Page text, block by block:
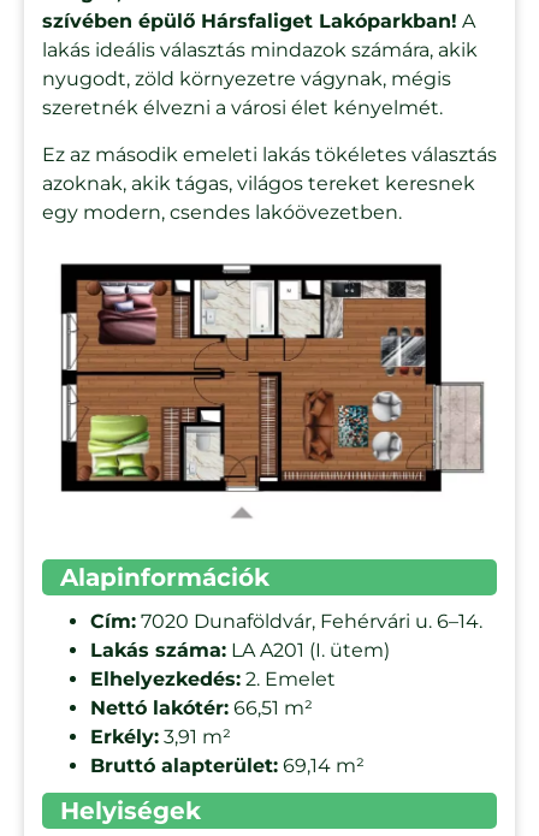
szívében épülő Hársfaliget Lakóparkban! A
lakás ideális választás mindazok számára, akik
nyugodt, zöld környezetre vágynak, mégis
szeretnék élvezni a városi élet kényelmét.
Ez az második emeleti lakás tökéletes választás
azoknak, akik tágas, világos tereket keresnek
egy modern, csendes lakóövezetben.
Alapinformációk
Cím: 7020 Dunaföldvár, Fehérvári u. 6–14.
Lakás száma: LA A201 (I. ütem)
Elhelyezkedés: 2. Emelet
Nettó lakótér: 66,51 m²
Erkély: 3,91 m²
Bruttó alapterület: 69,14 m²
Helyiségek